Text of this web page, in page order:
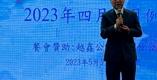
diplomacy
government diplomacy approach